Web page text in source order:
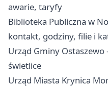
awarie, taryfy
Biblioteka Publiczna w
kontakt, godziny, filie i
Urząd Gminy
świetlice
Urząd Miasta Krynica